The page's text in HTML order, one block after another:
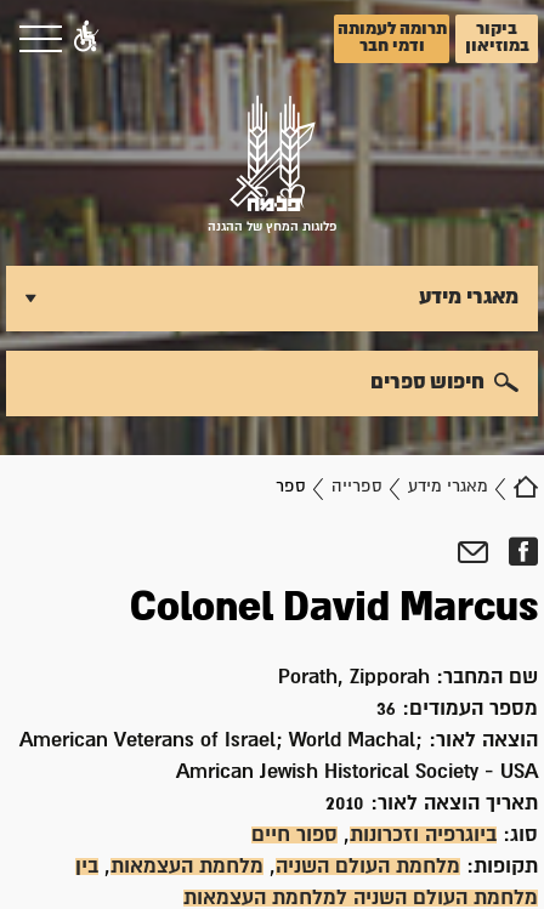
ביקור
במוזיאון
תרומה לעמותה
ודמי חבר
פלוגות המחץ של ההגנה
מאגרי מידע ספרייה ספר
מאגרי מידע
חיפוש ספרים
Colonel David Marcus
שם המחבר: Porath, Zipporah
מספר העמודים: 36
הוצאה לאור: American Veterans of Israel; World Machal;
Amrican Jewish Historical Society - USA
תאריך הוצאה לאור:
סוג: ביוגרפיה וזכרונות, ספור חיים
תקופות: מלחמת העולם השניה, מלחמת העצמאות, בין
מלחמת העולם השניה למלחמת העצמאות